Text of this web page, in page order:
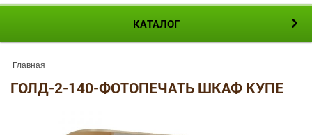
КАТАЛОГ
Главная
ГОЛД-2-140-ФОТОПЕЧАТЬ ШКАФ КУПЕ